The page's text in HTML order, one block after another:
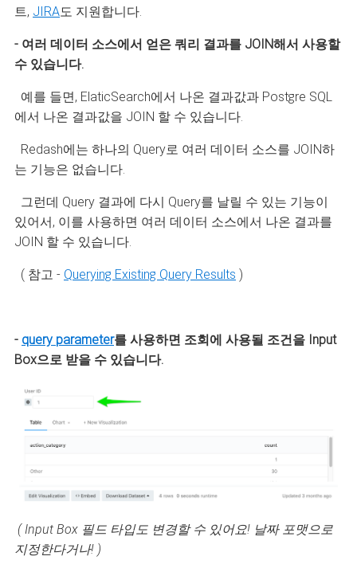
트, JIRA도 지원합니다.
- 여러 데이터 소스에서 얻은 쿼리 결과를 JOIN해서 사용할
수 있습니다.
예를 들면, ElaticSearch에서 나온 결과값과 Postgre SQL
에서 나온 결과값을 JOIN 할 수 있습니다.
Redash에는 하나의 Query로 여러 데이터 소스를 JOIN하
는 기능은 없습니다.
그런데 Query 결과에 다시 Query를 날릴 수 있는 기능이
있어서, 이를 사용하면 여러 데이터 소스에서 나온 결과를
JOIN 할 수 있습니다.
( 참고 - Querying Existing Query Results )
- query parameter를 사용하면 조회에 사용될 조건을 Input
Box으로 받을 수 있습니다.
( Input Box 필드 타입도 변경할 수 있어요! 날짜 포맷으로
지정한다거나! )